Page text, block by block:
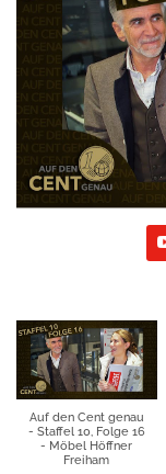
Auf den Cent genau
- Staffel 10, Folge 16
- Möbel Höffner
Freiham